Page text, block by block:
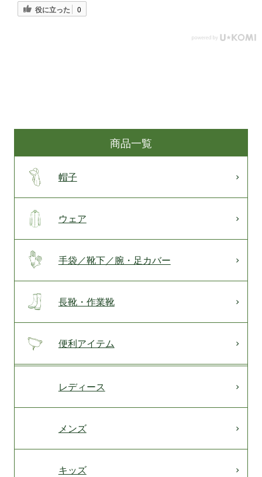
役に立った 0
商品一覧
帽子
ウェア
手袋／靴下／腕・足カバー
長靴・作業靴
便利アイテム
レディース
メンズ
キッズ